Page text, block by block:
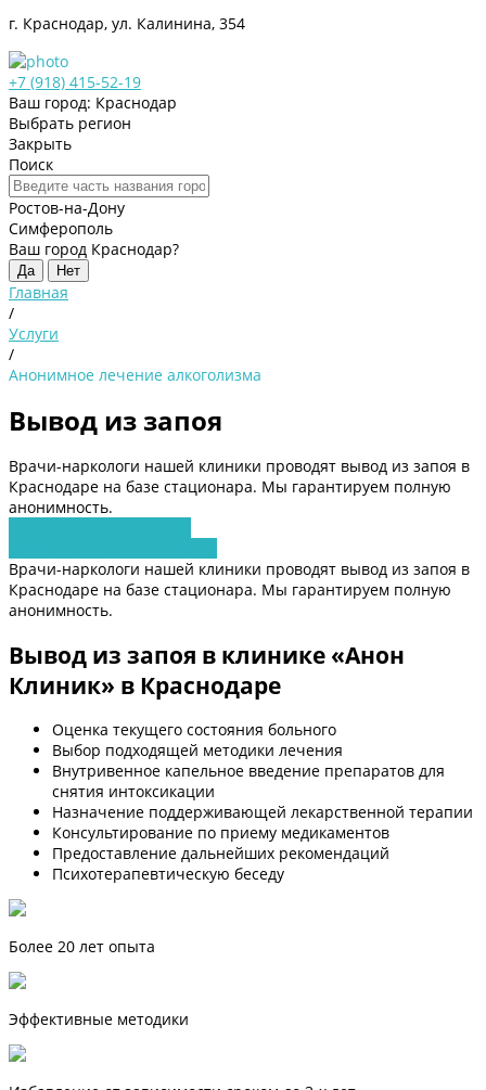
г. Краснодар, ул. Калинина, 354
+7 (918) 415-52-19
Ваш город: Краснодар
Выбрать регион
Закрыть
Поиск
Ростов-на-Дону
Симферополь
Ваш город Краснодар?
Да Нет
Главная
/
Услуги
/
Анонимное лечение алкоголизма
Вывод из запоя
Врачи-наркологи нашей клиники проводят вывод из запоя в
Краснодаре на базе стационара. Мы гарантируем полную
анонимность.
Врачи-наркологи нашей клиники проводят вывод из запоя в
Краснодаре на базе стационара. Мы гарантируем полную
анонимность.
Вывод из запоя в клинике «Анон
Клиник» в Краснодаре
Оценка текущего состояния больного
Выбор подходящей методики лечения
Внутривенное капельное введение препаратов для
снятия интоксикации
Назначение поддерживающей лекарственной терапии
Консультирование по приему медикаментов
Предоставление дальнейших рекомендаций
Психотерапевтическую беседу
Более 20 лет опыта
Эффективные методики